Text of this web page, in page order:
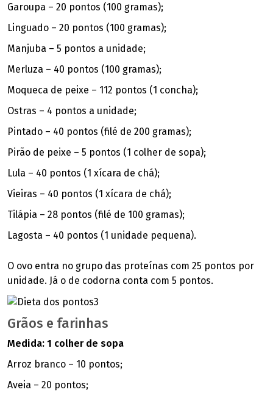
Garoupa – 20 pontos (100 gramas);
Linguado – 20 pontos (100 gramas);
Manjuba – 5 pontos a unidade;
Merluza – 40 pontos (100 gramas);
Moqueca de peixe – 112 pontos (1 concha);
Ostras – 4 pontos a unidade;
Pintado – 40 pontos (filé de 200 gramas);
Pirão de peixe – 5 pontos (1 colher de sopa);
Lula – 40 pontos (1 xícara de chá);
Vieiras – 40 pontos (1 xícara de chá);
Tilápia – 28 pontos (filé de 100 gramas);
Lagosta – 40 pontos (1 unidade pequena).
O ovo entra no grupo das proteínas com 25 pontos por
unidade. Já o de codorna conta com 5 pontos.
Grãos e farinhas
Medida: 1 colher de sopa
Arroz branco – 10 pontos;
Aveia – 20 pontos;